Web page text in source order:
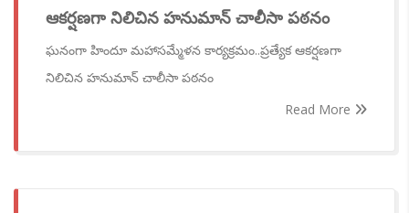
ఆకర్షణగా నిలిచిన హనుమాన్ చాలీసా పఠనం
ఘనంగా హిందూ మహాసమ్మేళన కార్యక్రమం..ప్రత్యేక ఆకర్షణగా
నిలిచిన హనుమాన్ చాలీసా పఠనం
Read More